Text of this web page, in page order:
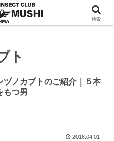
を発信！月夜野昆虫倶楽部
ト
ヅノカブトのご紹介｜５本
もつ男
2016.04.01
検索